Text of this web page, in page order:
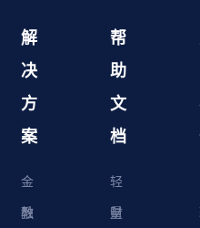
解
决
方
案
金
融
教
帮
助
文
档
轻
量
财